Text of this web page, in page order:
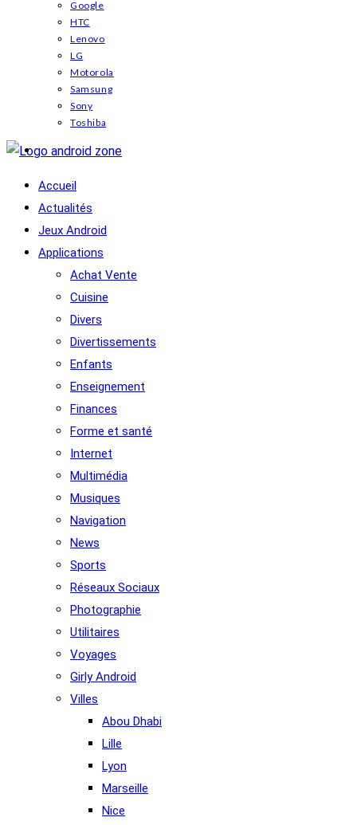
Google
HTC
Lenovo
LG
Motorola
Samsung
Sony
Toshiba
Accueil
Actualités
Jeux Android
Applications
Achat Vente
Cuisine
Divers
Divertissements
Enfants
Enseignement
Finances
Forme et santé
Internet
Multimédia
Musiques
Navigation
News
Sports
Réseaux Sociaux
Photographie
Utilitaires
Voyages
Girly Android
Villes
Abou Dhabi
Lille
Lyon
Marseille
Nice